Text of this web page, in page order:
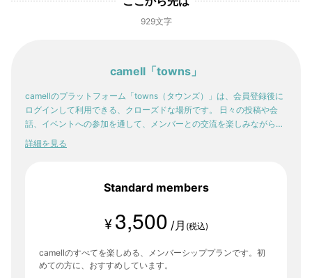
929文字
camell「towns」
camellのプラットフォーム「towns（タウンズ）」は、会員登録後に
ログインして利用できる、クローズドな場所です。 日々の投稿や会
話、イベントへの参加を通して、メンバーとの交流を楽しみながら。
少しずつ、自分の感性や「好き」が輪郭を持っていく。そんな体験
詳細を見る
Standard members
¥ 3,500 /月 (税込)
camellのすべてを楽しめる、メンバーシッププランです。初
めての方に、おすすめしています。